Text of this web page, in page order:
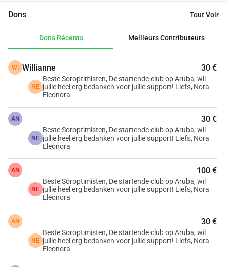
VIOLENCE CONTRE LES FEMMES dessus et aussi le logo
Voulez-vous (clubs aux Pays-Bas) nous aider avec le
financement nécessaire pour faire fabriquer ces lingettes
buccales à Aruba ?
Pour 3000 euros, nous pouvons faire fabriquer 1000
lingettes buccales.
Ce serait formidable si nous pouvions prêter attention à la
campagne Orange the World à Aruba ! Nous partagerons
les photos avec vous.
Un grand merci pour votre soutien et nous espérons vous
rencontrer aux Pays-Bas ou à Aruba.
Nora Eleonora (0prichter)
De la part de
Dons Tout Voir
Dons Récents Meilleurs Contributeurs
WI Willianne 30 €
NE
Beste Soroptimisten, De startende club op Aruba, wil
jullie heel erg bedanken voor jullie support! Liefs, Nora
Eleonora
AN 30 €
NE
Beste Soroptimisten, De startende club op Aruba, wil
jullie heel erg bedanken voor jullie support! Liefs, Nora
Eleonora
AN 100 €
NE
Beste Soroptimisten, De startende club op Aruba, wil
jullie heel erg bedanken voor jullie support! Liefs, Nora
Eleonora
AN 30 €
NE
Beste Soroptimisten, De startende club op Aruba, wil
jullie heel erg bedanken voor jullie support! Liefs, Nora
Eleonora